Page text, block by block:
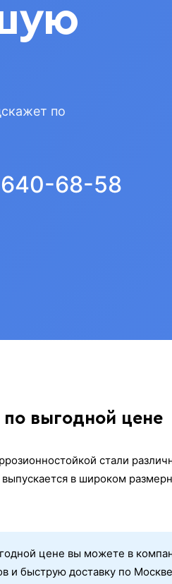
по
68-58
выгодной цене
стали
в широком
цене вы можете в
и быструю доставку по